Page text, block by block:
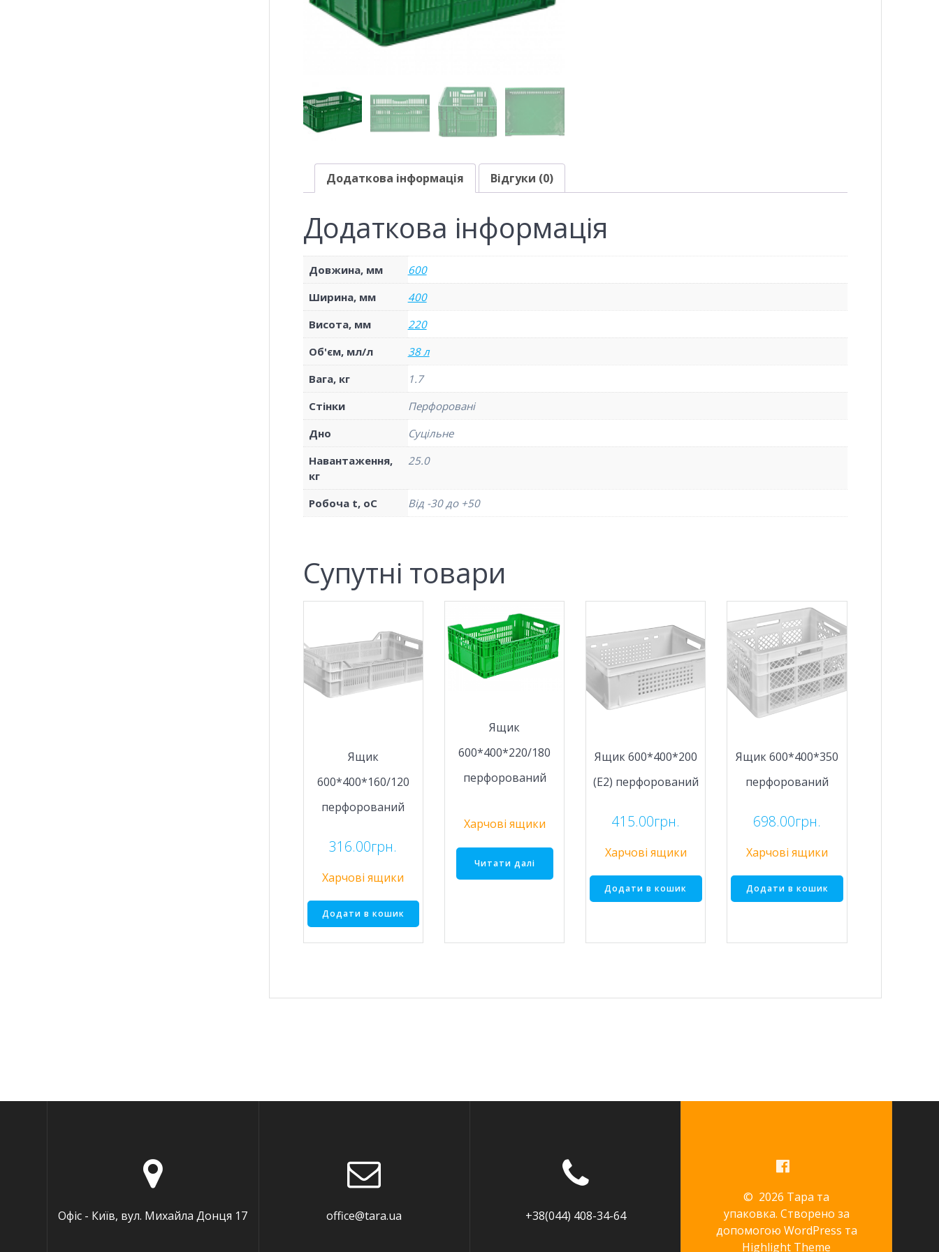
Додаткова інформація Відгуки (0)
Додаткова інформація
Довжина, мм
600
Ширина, мм
400
Висота, мм
220
Об'єм, мл/л
38 л
Вага, кг
1.7
Стінки
Перфоровані
Дно
Суцільне
Навантаження,
кг
25.0
Робоча t, oС Від -30 до +50
Супутні товари
Ящик
600*400*160/120
перфорований
316.00грн.
Харчові ящики
Додати в кошик
Ящик
600*400*220/180
перфорований
Харчові ящики
Читати далі
Ящик 600*400*200
(Е2) перфорований
415.00грн.
Харчові ящики
Додати в кошик
Ящик 600*400*350
перфорований
698.00грн.
Харчові ящики
Додати в кошик
Офіс - Київ, вул. Михайла Донця 17 office@tara.ua +38(044) 408-34-64
© 2026 Тара та
упаковка. Створено за
допомогою WordPress та
Highlight Theme